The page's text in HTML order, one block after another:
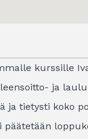
kurssille
ja
ja tietysti koko
päätetään